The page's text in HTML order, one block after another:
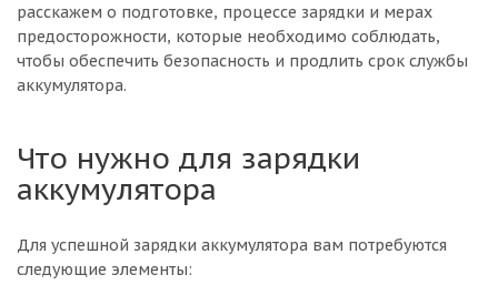
расскажем о подготовке, процессе зарядки и мерах
предосторожности, которые необходимо соблюдать,
чтобы обеспечить безопасность и продлить срок службы
аккумулятора.
Что нужно для зарядки
аккумулятора
Для успешной зарядки аккумулятора вам потребуются
следующие элементы: